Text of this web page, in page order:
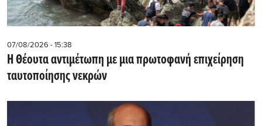
07/08/2026 - 15:38
Η Θέουτα αντιμέτωπη με μια πρωτοφανή επιχείρηση
ταυτοποίησης νεκρών